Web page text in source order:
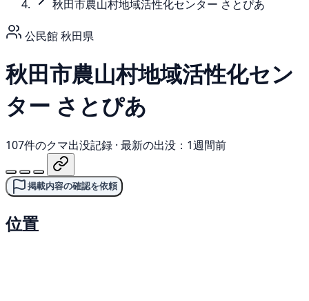
秋田市農山村地域活性化センター さとぴあ
公民館秋田県
秋田市農山村地域活性化セン
ター さとぴあ
107件のクマ出没記録 · 最新の出没：1週間前
掲載内容の確認を依頼
位置